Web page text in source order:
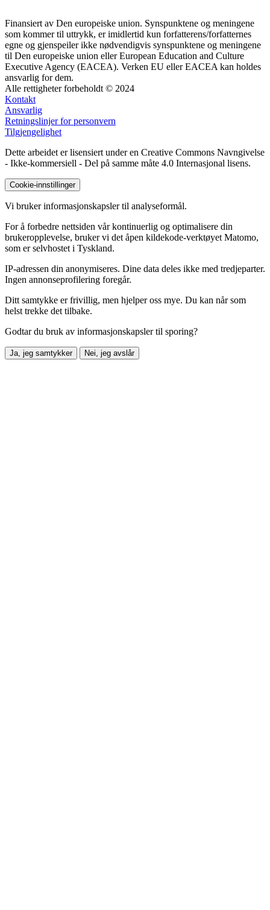
Finansiert av Den europeiske union. Synspunktene og meningene
som kommer til uttrykk, er imidlertid kun forfatterens/forfatternes
egne og gjenspeiler ikke nødvendigvis synspunktene og meningene
til Den europeiske union eller European Education and Culture
Executive Agency (EACEA). Verken EU eller EACEA kan holdes
ansvarlig for dem.
Alle rettigheter forbeholdt © 2024
Kontakt
Ansvarlig
Retningslinjer for personvern
Tilgjengelighet
Dette arbeidet er lisensiert under en Creative Commons Navngivelse
- Ikke-kommersiell - Del på samme måte 4.0 Internasjonal lisens.
Cookie-innstillinger
Vi bruker informasjonskapsler til analyseformål.
For å forbedre nettsiden vår kontinuerlig og optimalisere din
brukeropplevelse, bruker vi det åpen kildekode-verktøyet Matomo,
som er selvhostet i Tyskland.
IP-adressen din anonymiseres. Dine data deles ikke med tredjeparter.
Ingen annonseprofilering foregår.
Ditt samtykke er frivillig, men hjelper oss mye. Du kan når som
helst trekke det tilbake.
Godtar du bruk av informasjonskapsler til sporing?
Ja, jeg samtykker Nei, jeg avslår